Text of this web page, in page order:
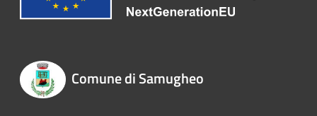
Comune di Samugheo